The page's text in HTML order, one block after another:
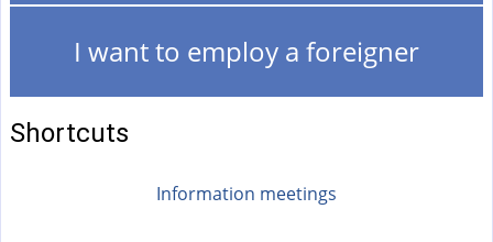
I want to employ a foreigner
Shortcuts
Information meetings